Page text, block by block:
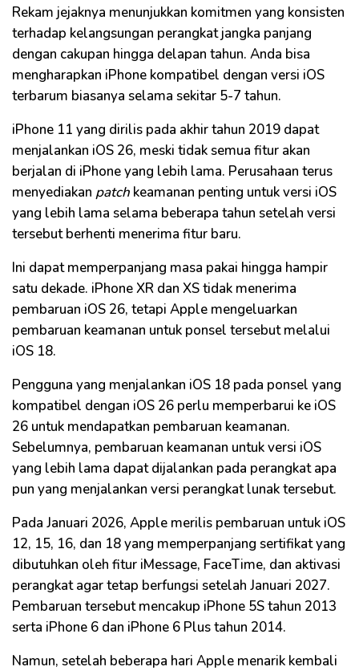
Rekam jejaknya menunjukkan komitmen yang konsisten
terhadap kelangsungan perangkat jangka panjang
dengan cakupan hingga delapan tahun. Anda bisa
mengharapkan iPhone kompatibel dengan versi iOS
terbarum biasanya selama sekitar 5-7 tahun.
iPhone 11 yang dirilis pada akhir tahun 2019 dapat
menjalankan iOS 26, meski tidak semua fitur akan
berjalan di iPhone yang lebih lama. Perusahaan terus
menyediakan patch keamanan penting untuk versi iOS
yang lebih lama selama beberapa tahun setelah versi
tersebut berhenti menerima fitur baru.
Ini dapat memperpanjang masa pakai hingga hampir
satu dekade. iPhone XR dan XS tidak menerima
pembaruan iOS 26, tetapi Apple mengeluarkan
pembaruan keamanan untuk ponsel tersebut melalui
iOS 18.
Pengguna yang menjalankan iOS 18 pada ponsel yang
kompatibel dengan iOS 26 perlu memperbarui ke iOS
26 untuk mendapatkan pembaruan keamanan.
Sebelumnya, pembaruan keamanan untuk versi iOS
yang lebih lama dapat dijalankan pada perangkat apa
pun yang menjalankan versi perangkat lunak tersebut.
Pada Januari 2026, Apple merilis pembaruan untuk iOS
12, 15, 16, dan 18 yang memperpanjang sertifikat yang
dibutuhkan oleh fitur iMessage, FaceTime, dan aktivasi
perangkat agar tetap berfungsi setelah Januari 2027.
Pembaruan tersebut mencakup iPhone 5S tahun 2013
serta iPhone 6 dan iPhone 6 Plus tahun 2014.
Namun, setelah beberapa hari Apple menarik kembali